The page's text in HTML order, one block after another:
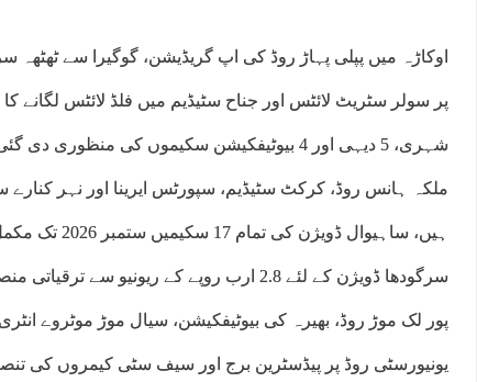
اوکاڑہ میں پپلی پہاڑ روڈ کی اپ گریڈیشن، گوگیرا سے ٹھٹھہ
شہری، 5 دیہی اور 4 بیوٹیفکیشن سکیموں کی
ملکہ ہانس روڈ، کرکٹ سٹیڈیم، سپورٹس ایرینا اور نہر
ہیں، ساہیوال
سرگودھا ڈویژن کے لئے 2.8 ارب روپے کے ریونیو
پور لک موڑ روڈ، بھیرہ کی بیوٹیفکیشن، سیال موڑ موٹروے
یونیورسٹی روڈ پر پیڈسٹرین برج اور سیف سٹی کیمروں کی